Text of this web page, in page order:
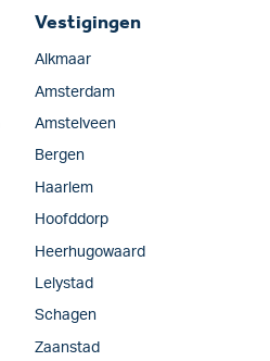
Vestigingen
Alkmaar
Amsterdam
Amstelveen
Bergen
Haarlem
Hoofddorp
Heerhugowaard
Lelystad
Schagen
Zaanstad